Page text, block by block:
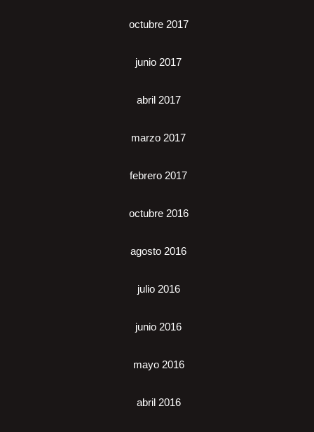
octubre 2017
junio 2017
abril 2017
marzo 2017
febrero 2017
octubre 2016
agosto 2016
julio 2016
junio 2016
mayo 2016
abril 2016